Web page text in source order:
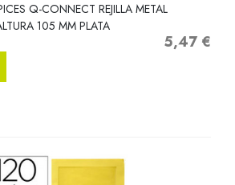
Q-CONNECT REJILLA METAL
105 MM PLATA
Precio
5,47 €